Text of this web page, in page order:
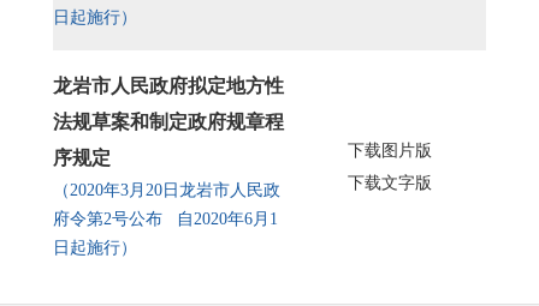
日起施行）
龙岩市人民政府拟定地方性
法规草案和制定政府规章程
序规定
（2020年3月20日龙岩市人民政
府令第2号公布 自2020年6月1
日起施行）
下载图片版
下载文字版